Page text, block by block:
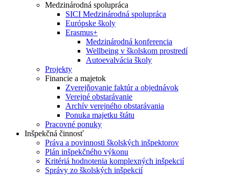
Medzinárodná spolupráca
SICI Medzinárodná spolupráca
Európske školy
Erasmus+
Medzinárodná konferencia
Wellbeing v školskom prostredí
Autoevalvácia školy
Projekty
Financie a majetok
Zverejňovanie faktúr a objednávok
Verejné obstarávanie
Archív verejného obstarávania
Ponuka majetku štátu
Pracovné ponuky
Inšpekčná činnosť
Práva a povinnosti školských inšpektorov
Plán inšpekčného výkonu
Kritériá hodnotenia komplexných inšpekcií
Správy zo školských inšpekcií